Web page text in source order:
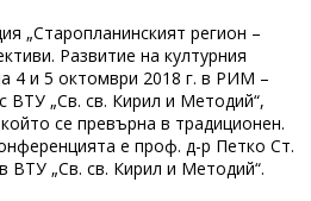
„Старопланинският регион –
Развитие на културния
4 и 5 октомври 2018 г. в РИМ –
ВТУ „Св. св. Кирил и Методий“,
се превърна в традиционен.
е проф. д-р Петко Ст.
ВТУ „Св. св. Кирил и Методий“.